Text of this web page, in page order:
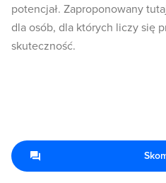
potencjał. Zaproponowany
dla osób, dla których liczy się
skuteczność.